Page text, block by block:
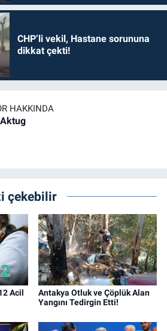
CHP’li vekil, Hastane sorununa
dikkat çekti!
HAKKINDA
çekebilir
Acil
Antakya Otluk ve Çöplük Alan
Yangını Tedirgin Etti!